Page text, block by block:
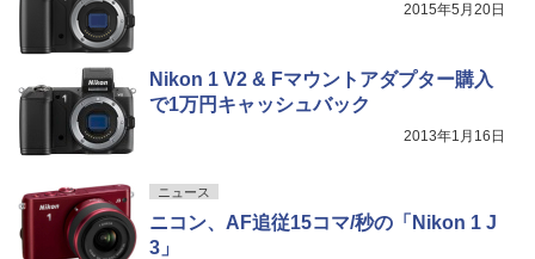
2015年5月20日
Nikon 1 V2 & Fマウントアダプター購入
で1万円キャッシュバック
2013年1月16日
ニュース
ニコン、AF追従15コマ/秒の「Nikon 1 J
3」